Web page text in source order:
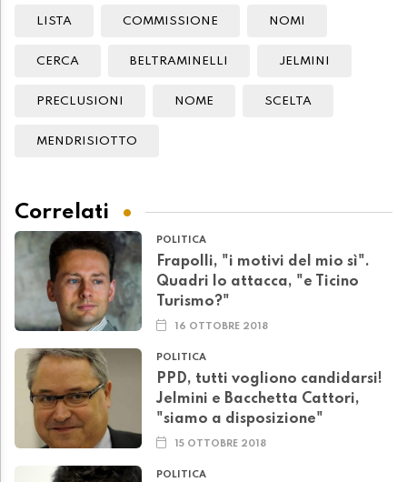
LISTA COMMISSIONE NOMI
CERCA BELTRAMINELLI JELMINI
PRECLUSIONI NOME SCELTA
MENDRISIOTTO
Correlati
POLITICA
Frapolli, "i motivi del mio sì".
Quadri lo attacca, "e Ticino
Turismo?"
16 OTTOBRE 2018
POLITICA
PPD, tutti vogliono candidarsi!
Jelmini e Bacchetta Cattori,
"siamo a disposizione"
15 OTTOBRE 2018
POLITICA